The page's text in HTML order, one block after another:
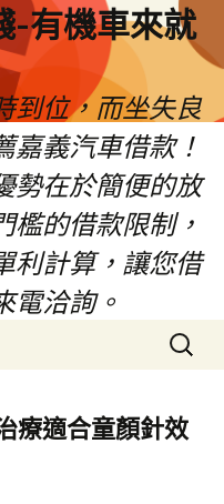
-有機車來就
到位，而坐失良
嘉義汽車借款！
勢在於簡便的放
檻的借款限制，
利計算，讓您借
電洽詢。
搜
尋
鍵
字:
療適合童顏針效